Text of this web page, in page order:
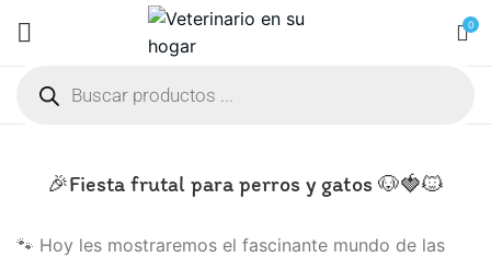
0
🎉Fiesta frutal para perros y gatos 🐶🍓🐱
🐾 Hoy les mostraremos el fascinante mundo de las